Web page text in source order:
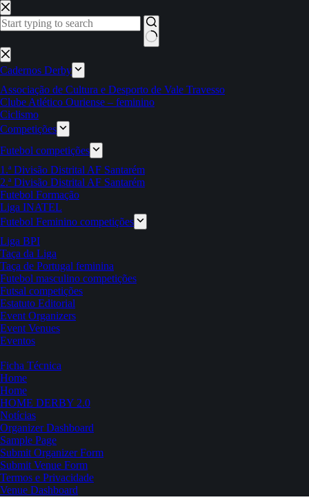
Pular
para
o
Sem
resultados
Cadernos Derby
Associação de Cultura e Desporto de Vale Travesso
Clube Atlético Ouriense – feminino
Ciclismo
Competições
Futebol competições
1.ª Divisão Distrital AF Santarém
2.ª Divisão Distrital AF Santarém
Futebol Formação
Liga INATEL
Futebol Feminino competições
Liga BPI
Taça da Liga
Taça de Portugal feminina
Futebol masculino competições
Futsal competições
Estatuto Editorial
Event Organizers
Event Venues
Eventos
Ficha Técnica
Home
Home
HOME DERBY 2.0
Notícias
Organizer Dashboard
Sample Page
Submit Organizer Form
Submit Venue Form
Termos e Privacidade
Venue Dashboard